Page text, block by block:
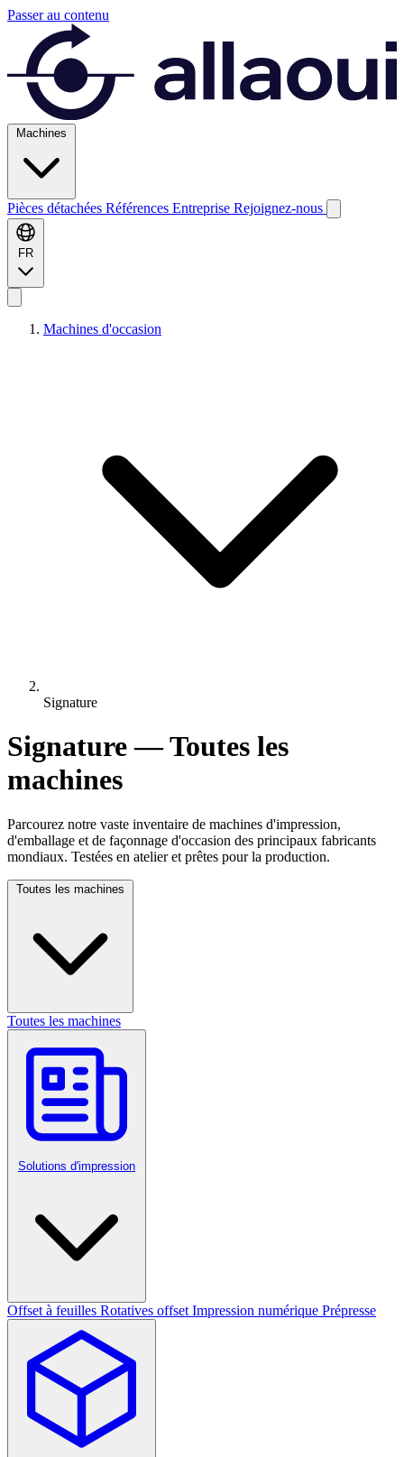
Passer au contenu
Machines
Pièces détachées Références Entreprise Rejoignez-nous
FR
Machines d'occasion
Signature
Signature — Toutes les
machines
Parcourez notre vaste inventaire de machines d'impression,
d'emballage et de façonnage d'occasion des principaux fabricants
mondiaux. Testées en atelier et prêtes pour la production.
Toutes les machines
Toutes les machines
Solutions d'impression
Offset à feuilles Rotatives offset Impression numérique Prépresse